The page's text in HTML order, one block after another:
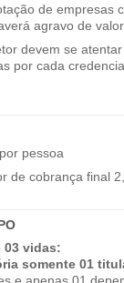
de empresas
agravo de
devem se
por cada
pessoa
de cobrança final
03 vidas:
somente 01
e apenas 01